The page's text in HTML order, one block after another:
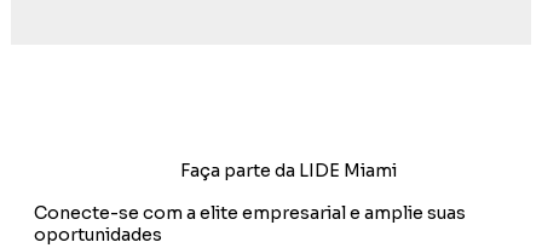
Faça parte da LIDE Miami
Conecte-se com a elite empresarial e amplie suas
oportunidades